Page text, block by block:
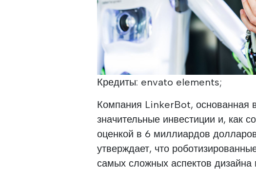
Кредиты: envato elements;
Компания LinkerBot, основанная
значительные инвестиции и, как
оценкой в 6 миллиардов
утверждает, что
самых сложных аспектов дизайна